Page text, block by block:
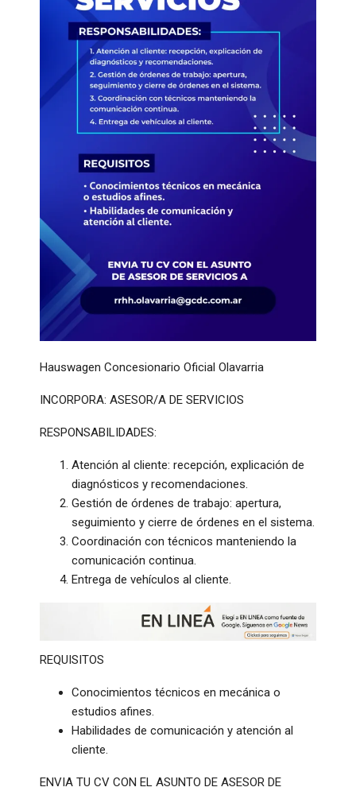
Hauswagen Concesionario Oficial Olavarria
INCORPORA: ASESOR/A DE SERVICIOS
RESPONSABILIDADES:
Atención al cliente: recepción, explicación de
diagnósticos y recomendaciones.
Gestión de órdenes de trabajo: apertura,
seguimiento y cierre de órdenes en el sistema.
Coordinación con técnicos manteniendo la
comunicación continua.
Entrega de vehículos al cliente.
REQUISITOS
Conocimientos técnicos en mecánica o
estudios afines.
Habilidades de comunicación y atención al
cliente.
ENVIA TU CV CON EL ASUNTO DE ASESOR DE